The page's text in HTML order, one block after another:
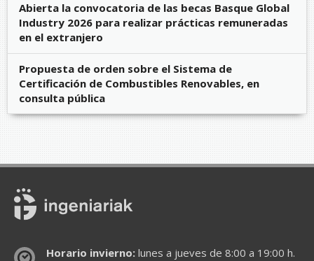
Abierta la convocatoria de las becas Basque Global
Industry 2026 para realizar prácticas remuneradas
en el extranjero
Propuesta de orden sobre el Sistema de
Certificación de Combustibles Renovables, en
consulta pública
Horario invierno:lunes a jueves de 8:00 a 19:00 h.